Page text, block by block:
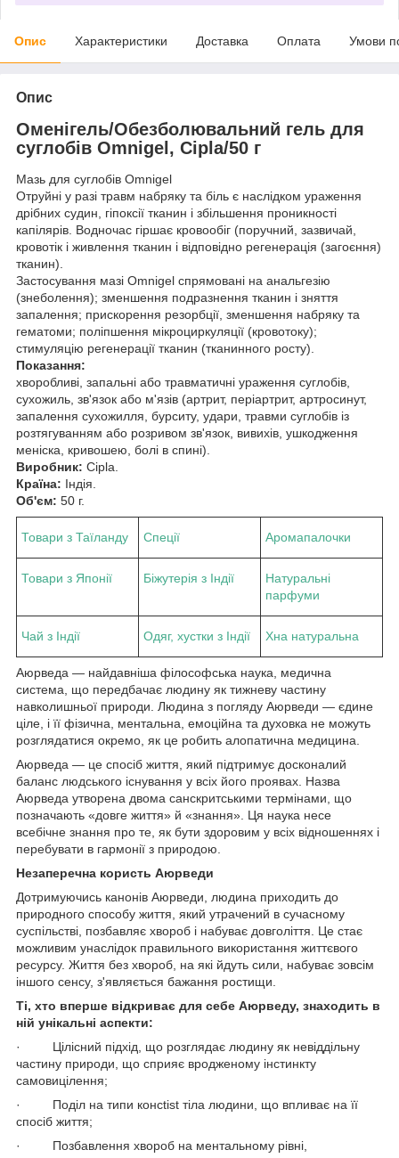
Опис Характеристики Доставка Оплата Умови
Опис
Оменігель/Обезболювальний гель для
суглобів Omnigel, Cipla/50 г
Мазь для суглобів Omnigel
Отруйні у разі травм набряку та біль є наслідком ураження
дрібних судин, гіпоксії тканин і збільшення проникності
капілярів. Водночас гіршає кровообіг (поручний, зазвичай,
кровотік і живлення тканин і відповідно регенерація (загоєння)
тканин).
Застосування мазі Omnigel спрямовані на анальгезію
(знеболення); зменшення подразнення тканин і зняття
запалення; прискорення резорбції, зменшення набряку та
гематоми; поліпшення мікроциркуляції (кровотоку);
стимуляцію регенерації тканин (тканинного росту).
Показання:
хворобливі, запальні або травматичні ураження суглобів,
сухожиль, зв'язок або м'язів (артрит, періартрит, артросинут,
запалення сухожилля, бурситу, удари, травми суглобів із
розтягуванням або розривом зв'язок, вивихів, ушкодження
меніска, кривошею, болі в спині).
Виробник: Cipla.
Країна: Індія.
Об'єм: 50 г.
Товари з Таїланду Спеції Аромапалочки
Товари з Японії Біжутерія з Індії
Натуральні
парфуми
Чай з Індії Одяг, хустки з Індії Хна натуральна
Аюрведа — найдавніша філософська наука, медична
система, що передбачає людину як тижневу частину
навколишньої природи. Людина з погляду Аюрведи — єдине
ціле, і її фізична, ментальна, емоційна та духовка не можуть
розглядатися окремо, як це робить алопатична медицина.
Аюрведа — це спосіб життя, який підтримує досконалий
баланс людського існування у всіх його проявах. Назва
Аюрведа утворена двома санскритськими термінами, що
позначають «довге життя» й «знання». Ця наука несе
всебічне знання про те, як бути здоровим у всіх відношеннях і
перебувати в гармонії з природою.
Незаперечна користь Аюрведи
Дотримуючись канонів Аюрведи, людина приходить до
природного способу життя, який утрачений в сучасному
суспільстві, позбавляє хвороб і набуває довголіття. Це стає
можливим унаслідок правильного використання життєвого
ресурсу. Життя без хвороб, на які йдуть сили, набуває зовсім
іншого сенсу, з'являється бажання ростищи.
Ті, хто вперше відкриває для себе Аюрведу, знаходить в
ній унікальні аспекти:
· Цілісний підхід, що розглядає людину як невіддільну
частину природи, що сприяє вродженому інстинкту
самовицілення;
· Поділ на типи консtist тіла людини, що впливає на її
спосіб життя;
· Позбавлення хвороб на ментальному рівні,